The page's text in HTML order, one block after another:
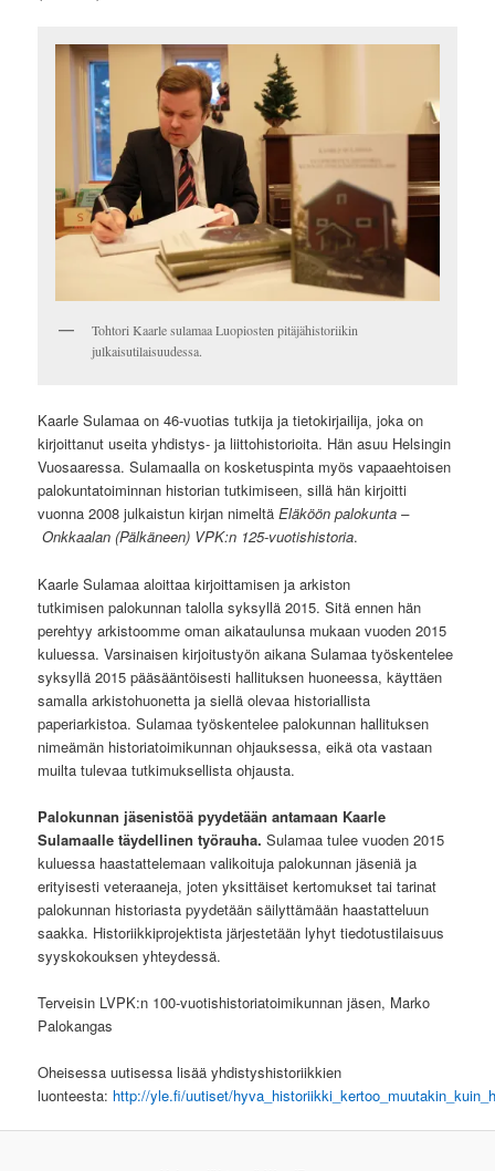
Tohtori Kaarle sulamaa Luopiosten pitäjähistoriikin
julkaisutilaisuudessa.
Kaarle Sulamaa on 46-vuotias tutkija ja tietokirjailija, joka on
kirjoittanut useita yhdistys- ja liittohistorioita. Hän asuu Helsingin
Vuosaaressa. Sulamaalla on kosketuspinta myös vapaaehtoisen
palokuntatoiminnan historian tutkimiseen, sillä hän kirjoitti
vuonna 2008 julkaistun kirjan nimeltäEläköön palokunta –
Onkkaalan (Pälkäneen) VPK:n 125-vuotishistoria.
Kaarle Sulamaa aloittaa kirjoittamisen ja arkiston
tutkimisen palokunnan talolla syksyllä 2015. Sitä ennen hän
perehtyy arkistoomme oman aikataulunsa mukaan vuoden 2015
kuluessa. Varsinaisen kirjoitustyön aikana Sulamaa työskentelee
syksyllä 2015 pääsääntöisesti hallituksen huoneessa, käyttäen
samalla arkistohuonetta ja siellä olevaa historiallista
paperiarkistoa. Sulamaa työskentelee palokunnan hallituksen
nimeämän historiatoimikunnan ohjauksessa, eikä ota vastaan
muilta tulevaa tutkimuksellista ohjausta.
Palokunnan jäsenistöä pyydetään antamaan Kaarle
Sulamaalle täydellinen työrauha. Sulamaa tulee vuoden 2015
kuluessa haastattelemaan valikoituja palokunnan jäseniä ja
erityisesti veteraaneja, joten yksittäiset kertomukset tai tarinat
palokunnan historiasta pyydetään säilyttämään haastatteluun
saakka. Historiikkiprojektista järjestetään lyhyt tiedotustilaisuus
syyskokouksen yhteydessä.
Terveisin LVPK:n 100-vuotishistoriatoimikunnan jäsen, Marko
Palokangas
Oheisessa uutisessa lisää yhdistyshistoriikkien
luonteesta: http://yle.fi/uutiset/